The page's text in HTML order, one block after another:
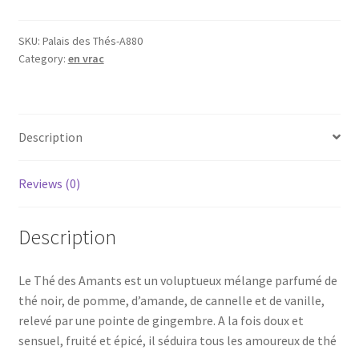
thé
noir
SKU: Palais des Thés-A880
Category: en vrac
Description
Reviews (0)
Description
Le Thé des Amants est un voluptueux mélange parfumé de
thé noir, de pomme, d’amande, de cannelle et de vanille,
relevé par une pointe de gingembre. A la fois doux et
sensuel, fruité et épicé, il séduira tous les amoureux de thé